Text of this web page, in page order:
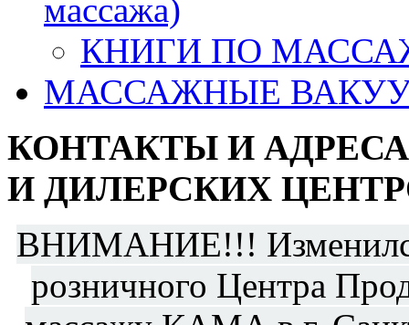
массажа)
КНИГИ ПО
МАССАЖНЫЕ
КОНТАКТЫ И
И ДИЛЕРСКИХ
ВНИМАНИЕ!!! Изменился
розничного Центра